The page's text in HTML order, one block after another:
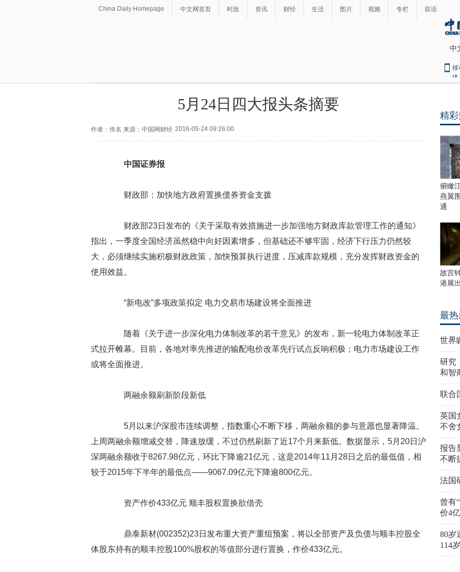
China Daily Homepage 中文网首页 时政 资讯 财经 生活 图片 视频 专栏 双语
中
移
体
5月24日四大报头条摘要
作者：佚名 来源：中国网财经 2016-05-24 09:26:00
中国证券报
财政部：加快地方政府置换债券资金支拨
财政部23日发布的《关于采取有效措施进一步加强地方财政库款管理工作的通知》
指出，一季度全国经济虽然稳中向好因素增多，但基础还不够牢固，经济下行压力仍然较
大，必须继续实施积极财政政策，加快预算执行进度，压减库款规模，充分发挥财政资金的
使用效益。
“新电改”多项政策拟定 电力交易市场建设将全面推进
随着《关于进一步深化电力体制改革的若干意见》的发布，新一轮电力体制改革正
式拉开帷幕。目前，各地对率先推进的输配电价改革先行试点反响积极；电力市场建设工作
或将全面推进。
两融余额刷新阶段新低
5月以来沪深股市连续调整，指数重心不断下移，两融余额的参与意愿也显著降温。
上周两融余额增减交替，降速放缓，不过仍然刷新了近17个月来新低。数据显示，5月20日沪
深两融余额收于8267.98亿元，环比下降逾21亿元，这是2014年11月28日之后的最低值，相
较于2015年下半年的最低点——9067.09亿元下降逾800亿元。
资产作价433亿元 顺丰股权置换欲借壳
鼎泰新材(002352)23日发布重大资产重组预案，将以全部资产及负债与顺丰控股全
体股东持有的顺丰控股100%股权的等值部分进行置换，作价433亿元。
精
俯瞰
燕翼
通
故宫
港展
最
世界
研究
和智
联合
英国
不舍
报告
不断
法国
曾有
价4亿
80岁
114